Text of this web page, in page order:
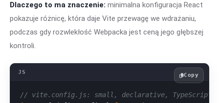
Dlaczego to ma znaczenie: minimalna konfiguracja React
pokazuje różnicę, która daje Vite przewagę we wdrażaniu,
podczas gdy rozwlekłość Webpacka jest ceną jego głębszej
kontroli.
// vite.config.js: small, declarative, TypeScript
Copy